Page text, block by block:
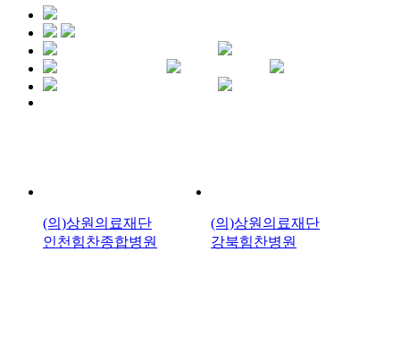
(의)상원의료재단
인천힘찬종합병원
(의)상원의료재단
강북힘찬병원